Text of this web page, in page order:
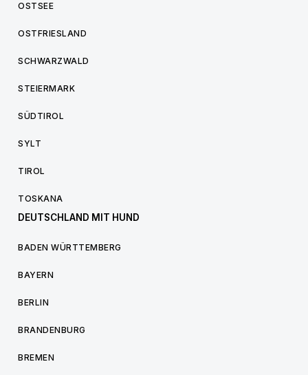
OSTSEE
OSTFRIESLAND
SCHWARZWALD
STEIERMARK
SÜDTIROL
SYLT
TIROL
TOSKANA
DEUTSCHLAND MIT HUND
BADEN WÜRTTEMBERG
BAYERN
BERLIN
BRANDENBURG
BREMEN